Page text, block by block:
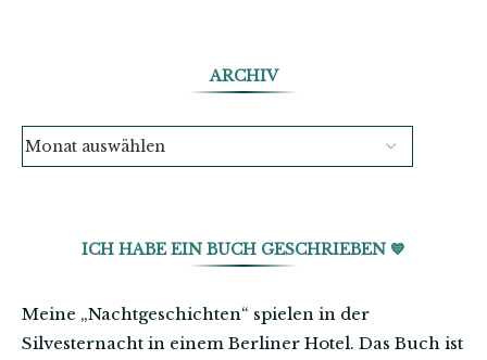
ARCHIV
ICH HABE EIN BUCH GESCHRIEBEN 💙
Meine „Nachtgeschichten“ spielen in der
Silvesternacht in einem Berliner Hotel. Das Buch ist